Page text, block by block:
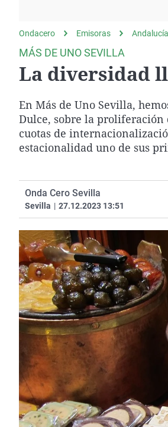
gato
Ondacero Emisoras Andalucía
MÁS DE UNO SEVILLA
La diversidad
En Más de Uno Sevilla,
Dulce, sobre la proliferación
cuotas de
estacionalidad uno de sus
Onda Cero Sevilla
Sevilla | 27.12.2023 13:51